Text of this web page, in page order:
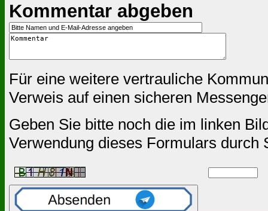
Kommentar abgeben
Für eine weitere vertrauliche
Verweis auf einen sicheren
Geben Sie bitte noch die im linken
Verwendung dieses Formulars durch